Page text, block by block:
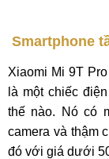
Smartphone
Xiaomi Mi 9T
là một chiếc
thế nào. Nó có
camera và thậm
đó với giá dưới